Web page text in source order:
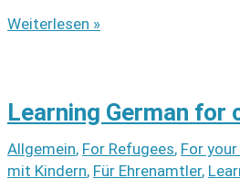
Pixi-
nice
for
children
Weiterlesen »
Learning German for
Allgemein, For Refugees, For
mit Kindern, Für Ehrenamtler,